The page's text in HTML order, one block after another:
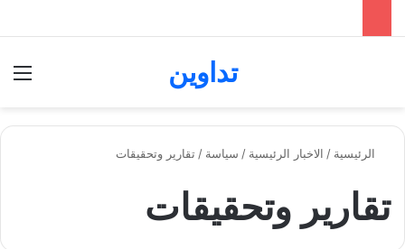
تداوين
الرئيسية / الاخبار الرئيسية / سياسة / تقارير وتحقيقات
تقارير وتحقيقات